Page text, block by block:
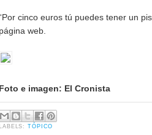
cinco euros tú puedes tener un
página web.
Foto e imagen: El Cronista
LABELS:TÓPICO